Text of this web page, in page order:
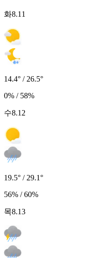
화8.11
14.4° / 26.5°
0% / 58%
수8.12
19.5° / 29.1°
56% / 60%
목8.13